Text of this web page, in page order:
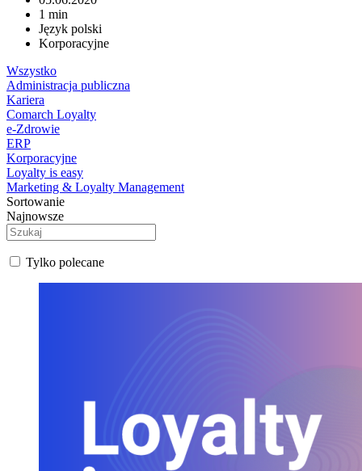
1 min
Język polski
Korporacyjne
Wszystko
Administracja publiczna
Kariera
Comarch Loyalty
e-Zdrowie
ERP
Korporacyjne
Loyalty is easy
Marketing & Loyalty Management
Sortowanie
Najnowsze
Tylko polecane